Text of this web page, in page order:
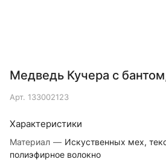
Медведь Кучера с
Арт. 133002123
Характеристики
Материал — Искуственных мех,
полиэфирное волокно